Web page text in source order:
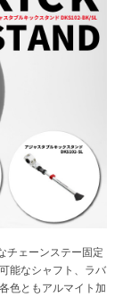
チェーンステー固定
能なシャフト、ラバ
色ともアルマイト加